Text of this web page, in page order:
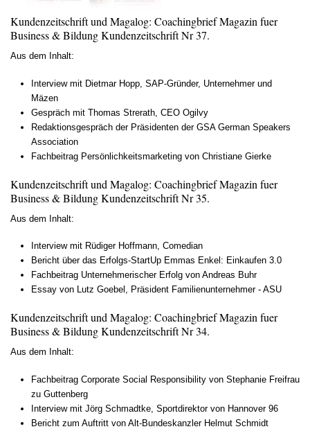
Kundenzeitschrift und Magalog: Coachingbrief Magazin fuer
Business & Bildung Kundenzeitschrift Nr 37.
Aus dem Inhalt:
Interview mit Dietmar Hopp, SAP-Gründer, Unternehmer und
Mäzen
Gespräch mit Thomas Strerath, CEO Ogilvy
Redaktionsgespräch der Präsidenten der GSA German Speakers
Association
Fachbeitrag Persönlichkeitsmarketing von Christiane Gierke
Kundenzeitschrift und Magalog: Coachingbrief Magazin fuer
Business & Bildung Kundenzeitschrift Nr 35.
Aus dem Inhalt:
Interview mit Rüdiger Hoffmann, Comedian
Bericht über das Erfolgs-StartUp Emmas Enkel: Einkaufen 3.0
Fachbeitrag Unternehmerischer Erfolg von Andreas Buhr
Essay von Lutz Goebel, Präsident Familienunternehmer - ASU
Kundenzeitschrift und Magalog: Coachingbrief Magazin fuer
Business & Bildung Kundenzeitschrift Nr 34.
Aus dem Inhalt:
Fachbeitrag Corporate Social Responsibility von Stephanie Freifrau
zu Guttenberg
Interview mit Jörg Schmadtke, Sportdirektor von Hannover 96
Bericht zum Auftritt von Alt-Bundeskanzler Helmut Schmidt